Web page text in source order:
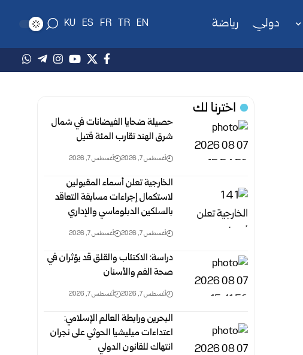
دولي رياضة EN
TR
FR
ES
KU
اخترنا لك
حصيلة ضحايا الفيضانات في شمال
شرق الهند تقارب المئة قتيل
أغسطس 7, 2026 أغسطس 7, 2026
الخارجية تعلن أسماء المقبولين
لاستكمال إجراءات مسابقة التعاقد
بالسلكين ‏الدبلوماسي والإداري
أغسطس 7, 2026 أغسطس 7, 2026
دراسة: الاكتئاب والقلق قد يؤثران في
صحة الفم والأسنان
أغسطس 7, 2026 أغسطس 7, 2026
البحرين ورابطة العالم الإسلامي:
اعتداءات ميليشيا الحوثي على نجران
انتهاك‏ للقانون الدولي